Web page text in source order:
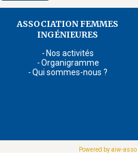
ASSOCIATION FEMMES
INGÉNIEURES
Nos activités
Organigramme
Qui sommes-nous ?
Powered by aiw-asso|